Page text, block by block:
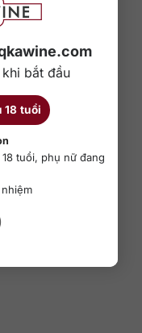
bắt đầu
18 tuổi
tuổi, phụ nữ đang
JSC
Việt Nam